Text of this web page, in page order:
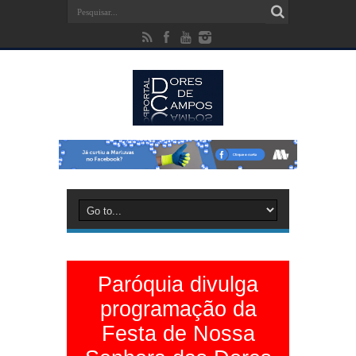
Paróquia divulga
programação da
Festa de Nossa